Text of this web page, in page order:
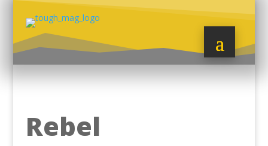
Rebel